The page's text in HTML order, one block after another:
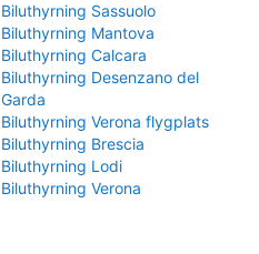
Biluthyrning Sassuolo
Biluthyrning Mantova
Biluthyrning Calcara
Biluthyrning Desenzano del
Garda
Biluthyrning Verona flygplats
Biluthyrning Brescia
Biluthyrning Lodi
Biluthyrning Verona